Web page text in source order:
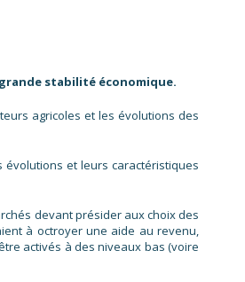
stabilité économique.
agricoles et les évolutions des
évolutions et leurs caractéristiques
devant présider aux choix des
à octroyer une aide au revenu,
activés à des niveaux bas (voire